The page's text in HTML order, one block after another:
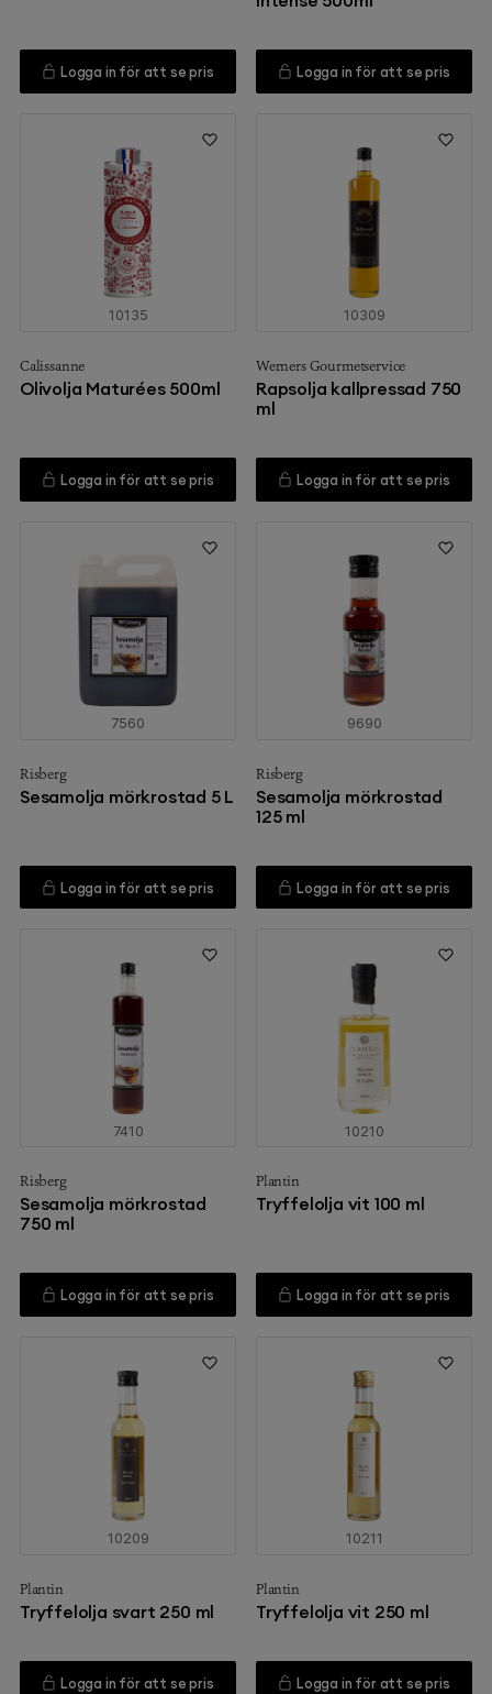
Logga in för att se pris Logga in för att se pris
10135
Calissanne
Olivolja Maturées 500ml
Logga in för att se pris
10309
Werners Gourmetservice
Rapsolja kallpressad 750
ml
Logga in för att se pris
7560
Risberg
Sesamolja mörkrostad 5 L
Logga in för att se pris
9690
Risberg
Sesamolja mörkrostad
125 ml
Logga in för att se pris
7410
Risberg
Sesamolja mörkrostad
750 ml
Logga in för att se pris
10210
Plantin
Tryffelolja vit 100 ml
Logga in för att se pris
10209
Plantin
Tryffelolja svart 250 ml
Logga in för att se pris
10211
Plantin
Tryffelolja vit 250 ml
Logga in för att se pris